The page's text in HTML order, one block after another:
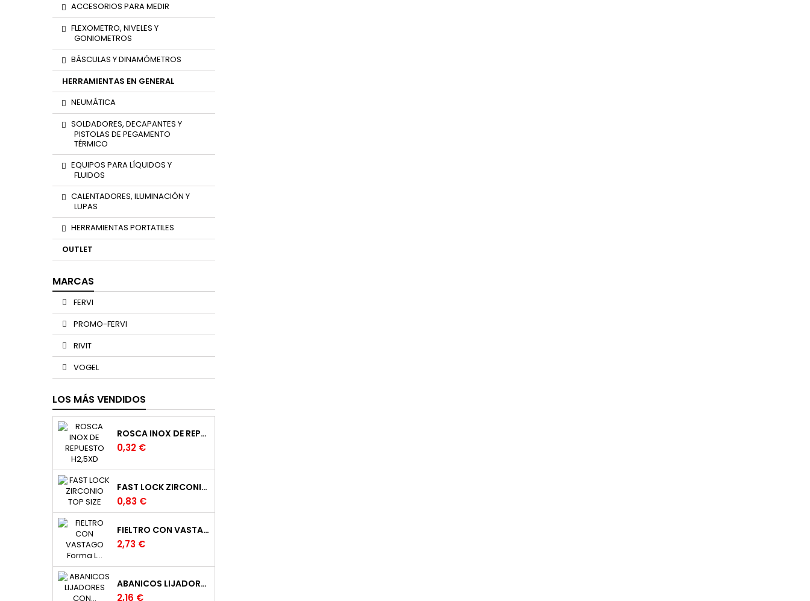
ACCESORIOS PARA MEDIR
FLEXOMETRO, NIVELES Y
GONIOMETROS
BÁSCULAS Y DINAMÓMETROS
HERRAMIENTAS EN GENERAL
NEUMÁTICA
SOLDADORES, DECAPANTES Y
PISTOLAS DE PEGAMENTO
TÉRMICO
EQUIPOS PARA LÍQUIDOS Y
FLUIDOS
CALENTADORES, ILUMINACIÓN Y
LUPAS
HERRAMIENTAS PORTATILES
OUTLET
MARCAS
FERVI
PROMO-FERVI
RIVIT
VOGEL
LOS MÁS VENDIDOS
ROSCA INOX DE REPUESTO H2,5XD
0,32 €
FAST LOCK ZIRCONIO TOP SIZE
0,83 €
FIELTRO CON VASTAGO FORMA L DE 20 X 25 EJE DE 6 MM.
2,73 €
ABANICOS LIJADORES CON MANGO EN TELA
2,16 €